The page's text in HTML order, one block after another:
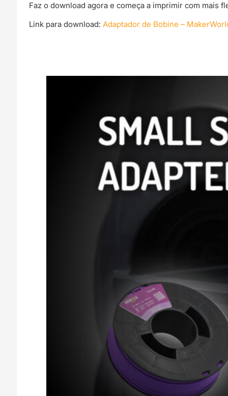
Faz o download agora e começa a imprimir com mais
Link para download:Adaptador de Bobine –